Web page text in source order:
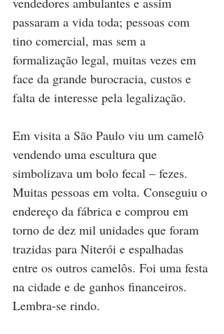
passaram a vida toda; pessoas com
tino comercial, mas sem a
formalização legal, muitas vezes em
face da grande burocracia, custos e
falta de interesse pela legalização.
Em visita a São Paulo viu um camelô
vendendo uma escultura que
simbolizava um bolo fecal – fezes.
Muitas pessoas em volta. Conseguiu o
endereço da fábrica e comprou em
torno de dez mil unidades que foram
trazidas para Niterói e espalhadas
entre os outros camelôs. Foi uma festa
na cidade e de ganhos financeiros.
Lembra-se rindo.